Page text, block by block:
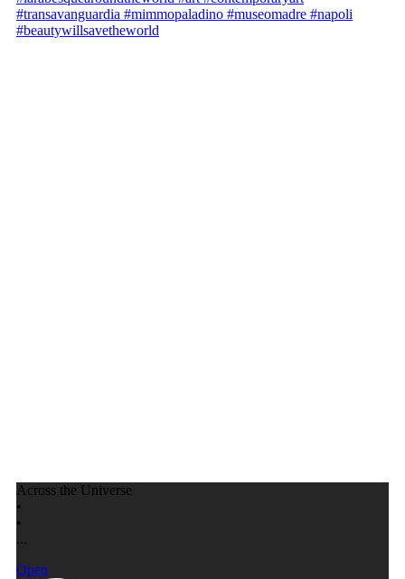
Across the Universe
•
•
...
Open